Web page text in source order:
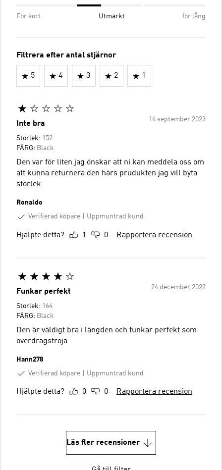
För kort Utmärkt för lång
Filtrera efter antal stjärnor
5 4 3 2 1
14 september 2023
Inte bra
Storlek: 152
FÄRG: Black
Den var för liten jag önskar att ni kan meddela oss om
att kunna returnera den härs prudukten jag vill byta
storlek
Ronaldo
Verifierad köpare
Uppmuntrad kund
Hjälpte detta? 1 0 Rapportera recension
24 december 2022
Funkar perfekt
Storlek: 164
FÄRG: Black
Den är väldigt bra i längden och funkar perfekt som
överdragströja
Hann278
Verifierad köpare
Uppmuntrad kund
Hjälpte detta? 0 0 Rapportera recension
Läs fler recensioner